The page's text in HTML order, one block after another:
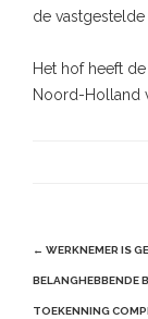
de vastgestelde
Het hof heeft
Noord-Holland
Post
navigation
← WERKNEMER IS
BELANGHEBBENDE
TOEKENNING